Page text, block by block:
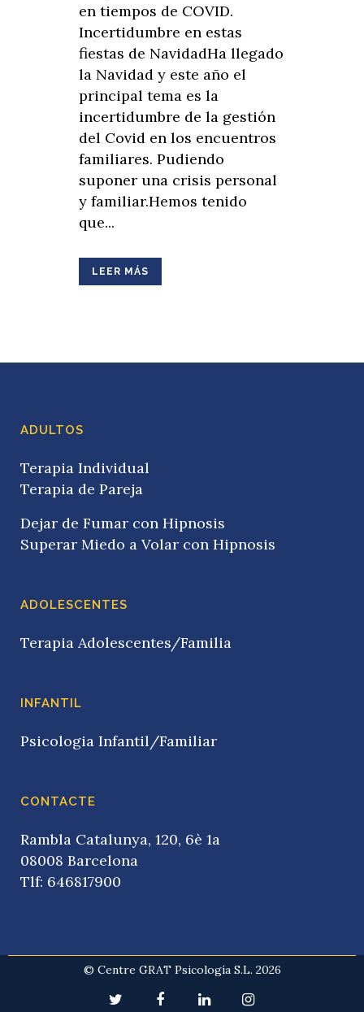
en tiempos de COVID.
Incertidumbre en estas
fiestas de NavidadHa llegado
la Navidad y este año el
principal tema es la
incertidumbre de la gestión
del Covid en los encuentros
familiares. Pudiendo
suponer una crisis personal
y familiar.Hemos tenido
que...
LEER MÁS
ADULTOS
Terapia Individual
Terapia de Pareja
Dejar de Fumar con Hipnosis
Superar Miedo a Volar con Hipnosis
ADOLESCENTES
Terapia Adolescentes/Familia
INFANTIL
Psicologia Infantil/Familiar
CONTACTE
Rambla Catalunya, 120, 6è 1a
08008 Barcelona
Tlf: 646817900
© Centre GRAT Psicología S.L. 2026